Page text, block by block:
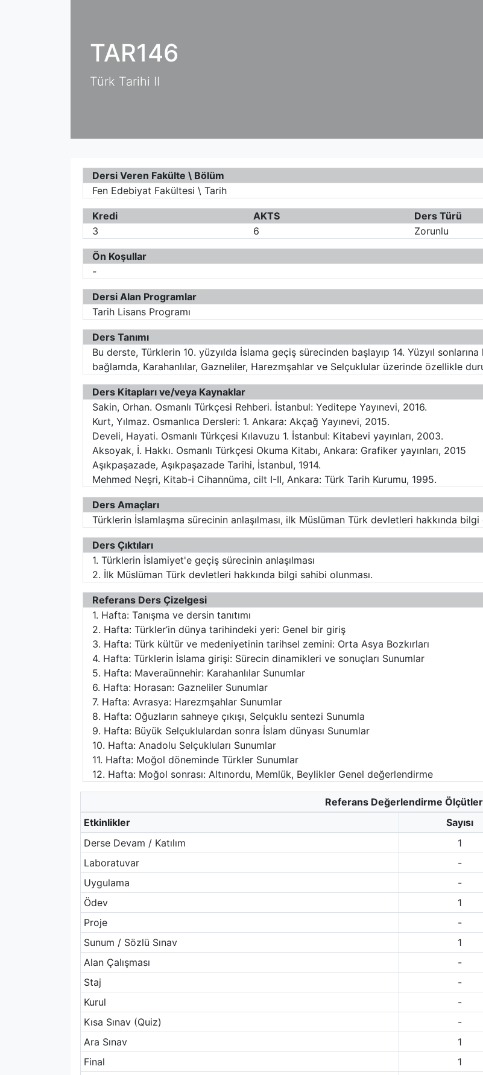
TAR146
Türk Tarihi II
Dersi Veren Fakülte \ Bölüm
Fen Edebiyat Fakültesi \ Tarih
Kredi AKTS Ders Türü
3
6 Zorunlu
Ön Koşullar
-
Dersi Alan Programlar
Tarih Lisans Programı
Ders Tanımı
Bu derste, Türklerin 10. yüzyılda İslama geçiş sürecinden başlayıp 14. Yüzyıl
bağlamda, Karahanlılar, Gazneliler, Harezmşahlar ve Selçuklular üzerinde özellikle
Ders Kitapları ve/veya Kaynaklar
Sakin, Orhan. Osmanlı Türkçesi Rehberi. İstanbul: Yeditepe Yayınevi, 2016.
Kurt, Yılmaz. Osmanlıca Dersleri: 1. Ankara: Akçağ Yayınevi, 2015.
Develi, Hayati. Osmanlı Türkçesi Kılavuzu 1. İstanbul: Kitabevi yayınları, 2003.
Aksoyak, İ. Hakkı. Osmanlı Türkçesi Okuma Kitabı, Ankara: Grafiker yayınları, 2015
Aşıkpaşazade, Aşıkpaşazade Tarihi, İstanbul, 1914.
Mehmed Neşri, Kitab-i Cihannüma, cilt I-II, Ankara: Türk Tarih Kurumu, 1995.
Ders Amaçları
Türklerin İslamlaşma sürecinin anlaşılması, ilk Müslüman Türk devletleri hakkında bilgi
Ders Çıktıları
1. Türklerin İslamiyet'e geçiş sürecinin anlaşılması
2. İlk Müslüman Türk devletleri hakkında bilgi sahibi olunması.
Referans Ders Çizelgesi
1. Hafta: Tanışma ve dersin tanıtımı
2. Hafta: Türkler’in dünya tarihindeki yeri: Genel bir giriş
3. Hafta: Türk kültür ve medeniyetinin tarihsel zemini: Orta Asya Bozkırları
4. Hafta: Türklerin İslama girişi: Sürecin dinamikleri ve sonuçları Sunumlar
5. Hafta: Maveraünnehir: Karahanlılar Sunumlar
6. Hafta: Horasan: Gazneliler Sunumlar
7. Hafta: Avrasya: Harezmşahlar Sunumlar
8. Hafta: Oğuzların sahneye çıkışı, Selçuklu sentezi Sunumla
9. Hafta: Büyük Selçuklulardan sonra İslam dünyası Sunumlar
10. Hafta: Anadolu Selçukluları Sunumlar
11. Hafta: Moğol döneminde Türkler Sunumlar
12. Hafta: Moğol sonrası: Altınordu, Memlük, Beylikler Genel değerlendirme
Referans Değerlendirme
Etkinlikler
Sayısı
Derse Devam / Katılım
1
Laboratuvar
-
Uygulama
-
Ödev
1
Proje
-
Sunum / Sözlü Sınav
1
Alan Çalışması
-
Staj
-
Kurul
-
Kısa Sınav (Quiz)
-
Ara Sınav
1
Final
1